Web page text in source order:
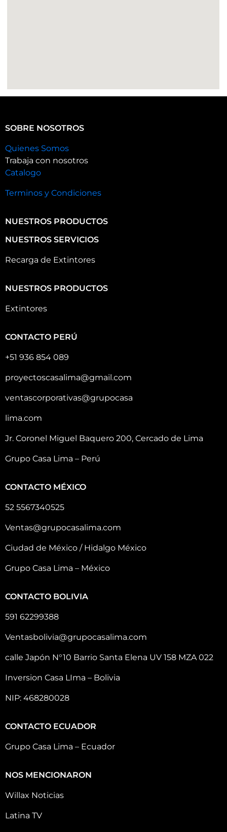
SOBRE NOSOTROS
Quienes Somos
Trabaja con nosotros
Catalogo
Terminos y Condiciones
NUESTROS PRODUCTOS
NUESTROS SERVICIOS
Recarga de Extintores
NUESTROS PRODUCTOS
Extintores
CONTACTO PERÚ
+51 936 854 089
proyectoscasalima@gmail.com
ventascorporativas@grupocasa
lima.com
Jr. Coronel Miguel Baquero 200, Cercado de Lima
Grupo Casa Lima – Perú
CONTACTO MÉXICO
52 5567340525
Ventas@grupocasalima.com
Ciudad de México / Hidalgo México
Grupo Casa Lima – México
CONTACTO BOLIVIA
591 62299388
Ventasbolivia@grupocasalima.com
calle Japón N°10 Barrio Santa Elena UV 158 MZA 022
Inversion Casa LIma – Bolivia
NIP: 468280028
CONTACTO ECUADOR
Grupo Casa Lima – Ecuador
NOS MENCIONARON
Willax Noticias
Latina TV